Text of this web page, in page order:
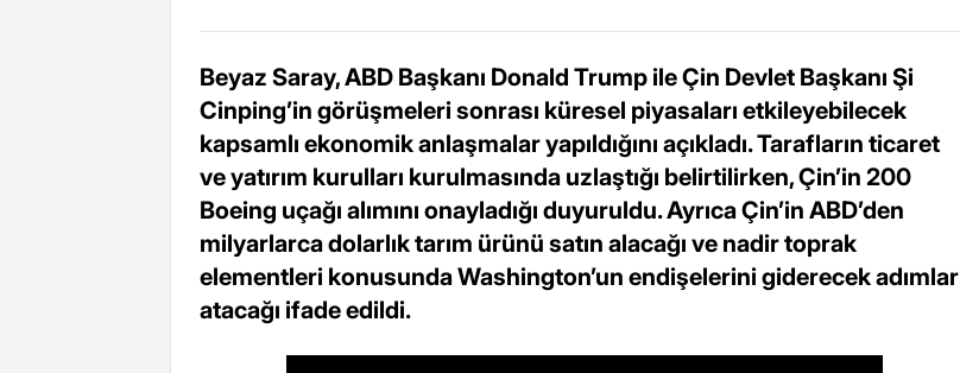
Beyaz Saray, ABD Başkanı Donald Trump ile Çin Devlet Başkanı Şi
Cinping’in görüşmeleri sonrası küresel piyasaları etkileyebilecek
kapsamlı ekonomik anlaşmalar yapıldığını açıkladı. Tarafların ticaret
ve yatırım kurulları kurulmasında uzlaştığı belirtilirken, Çin’in 200
Boeing uçağı alımını onayladığı duyuruldu. Ayrıca Çin’in ABD’den
milyarlarca dolarlık tarım ürünü satın alacağı ve nadir toprak
elementleri konusunda Washington’un endişelerini giderecek adımlar
atacağı ifade edildi.